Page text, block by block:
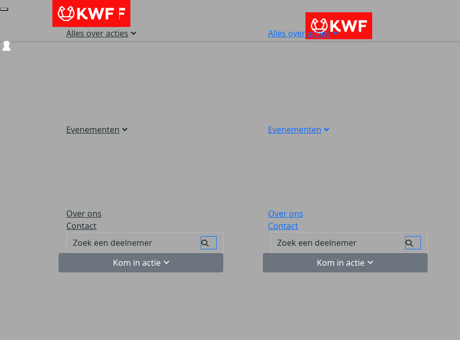
Alles over acties
Evenementen
Over ons
Contact
Kom in actie
Alles over acties
Evenementen
Over ons
Contact
Kom in actie